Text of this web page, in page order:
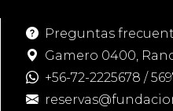
Preguntas
Gamero 0400,
+56-72-2225678 /